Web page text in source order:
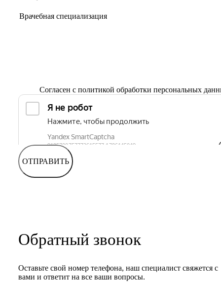
Согласен с политикой обработки персональных
ОТПРАВИТЬ
Обратный звонок
Оставьте свой номер телефона, наш специалист свяжется с
вами и ответит на все ваши вопросы.